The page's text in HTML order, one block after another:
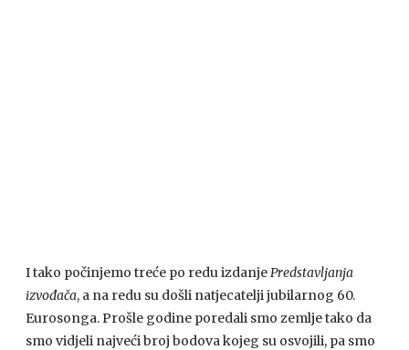
I tako počinjemo treće po redu izdanjePredstavljanja
izvođača, a na redu su došli natjecatelji jubilarnog 60.
Eurosonga. Prošle godine poredali smo zemlje tako da
smo vidjeli najveći broj bodova kojeg su osvojili, pa smo